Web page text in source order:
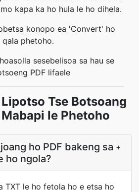
kapa ka ho hula le ho dihela.
konopo ea 'Convert' ho
qala phetoho.
sesebelisoa sa hau se
PDF lifaele
Tse Botsoang
le Phetoho
ho PDF bakeng sa
ho ngola?
+
TXT le ho fetola ho e etsa ho